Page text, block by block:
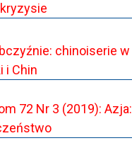
chinoiserie w
i Chin
72 Nr 3 (2019): Azja: